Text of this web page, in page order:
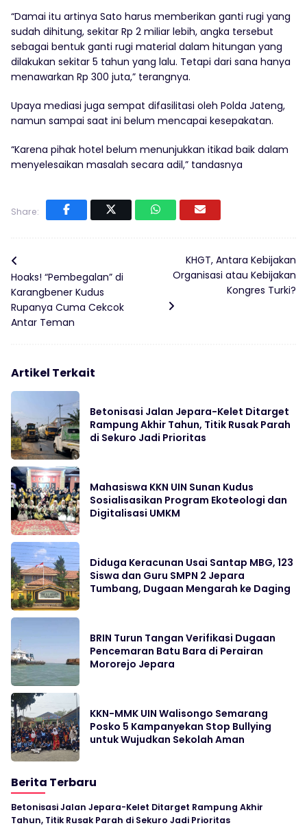
“Damai itu artinya Sato harus memberikan ganti rugi yang
sudah dihitung, sekitar Rp 2 miliar lebih, angka tersebut
sebagai bentuk ganti rugi material dalam hitungan yang
dilakukan sekitar 5 tahun yang lalu. Tetapi dari sana hanya
menawarkan Rp 300 juta,” terangnya.
Upaya mediasi juga sempat difasilitasi oleh Polda Jateng,
namun sampai saat ini belum mencapai kesepakatan.
“Karena pihak hotel belum menunjukkan itikad baik dalam
menyelesaikan masalah secara adil,” tandasnya
Share:
Hoaks! “Pembegalan” di
Karangbener Kudus
Rupanya Cuma Cekcok
Antar Teman
KHGT, Antara Kebijakan
Organisasi atau Kebijakan
Kongres Turki?
Artikel Terkait
Betonisasi Jalan Jepara-Kelet Ditarget
Rampung Akhir Tahun, Titik Rusak Parah
di Sekuro Jadi Prioritas
Mahasiswa KKN UIN Sunan Kudus
Sosialisasikan Program Ekoteologi dan
Digitalisasi UMKM
Diduga Keracunan Usai Santap MBG, 123
Siswa dan Guru SMPN 2 Jepara
Tumbang, Dugaan Mengarah ke Daging
BRIN Turun Tangan Verifikasi Dugaan
Pencemaran Batu Bara di Perairan
Mororejo Jepara
KKN-MMK UIN Walisongo Semarang
Posko 5 Kampanyekan Stop Bullying
untuk Wujudkan Sekolah Aman
Berita Terbaru
Betonisasi Jalan Jepara-Kelet Ditarget Rampung Akhir
Tahun, Titik Rusak Parah di Sekuro Jadi Prioritas